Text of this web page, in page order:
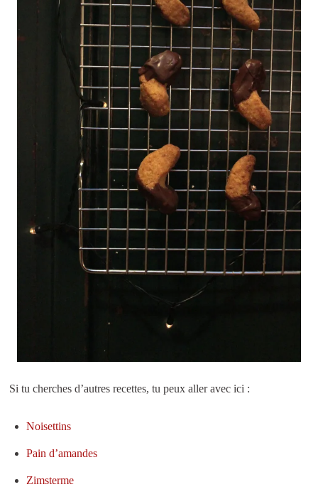
Si tu cherches d’autres recettes, tu peux aller avec ici :
Noisettins
Pain d’amandes
Zimsterme